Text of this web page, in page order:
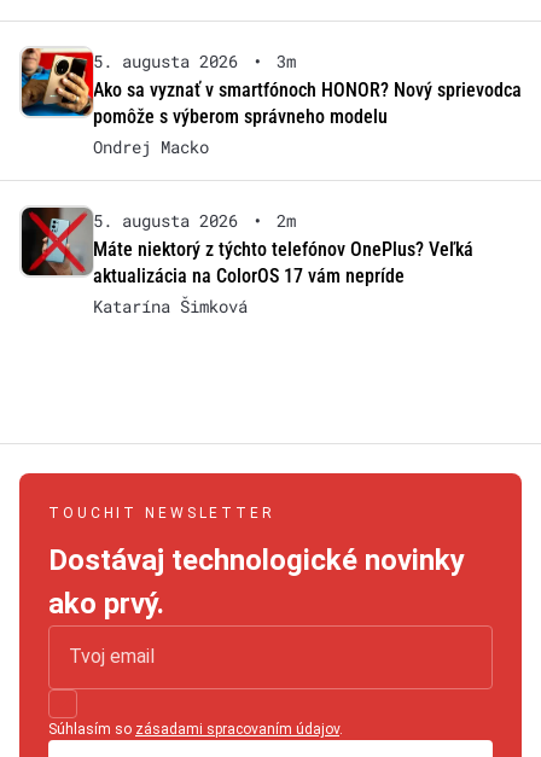
5. augusta 2026 •
3m
Ako sa vyznať v smartfónoch HONOR? Nový sprievodca
pomôže s výberom správneho modelu
Ondrej Macko
5. augusta 2026 •
2m
Máte niektorý z týchto telefónov OnePlus? Veľká
aktualizácia na ColorOS 17 vám nepríde
Katarína Šimková
TOUCHIT NEWSLETTER
Dostávaj technologické novinky
ako prvý.
Súhlasím so zásadami spracovaním údajov.